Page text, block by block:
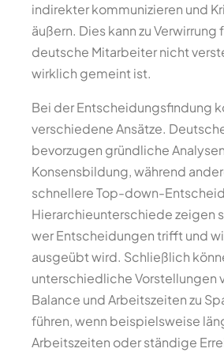
indirekter kommunizieren und
äußern. Dies kann zu Verwirrung
deutsche Mitarbeiter nicht
wirklich gemeint ist.
Bei der Entscheidungsfindung
verschiedene Ansätze.
bevorzugen gründliche
Konsensbildung, während
schnellere Top-down-
Hierarchieunterschiede zeigen
wer Entscheidungen trifft und
ausgeübt wird. Schließlich
unterschiedliche Vorstellungen
Balance und Arbeitszeiten zu
führen, wenn beispielsweise
Arbeitszeiten oder ständige